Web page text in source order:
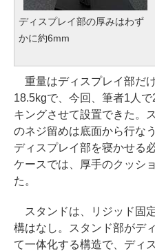
ディスプレイ部の厚みはわず
かに約6mm
重量はディスプレイ部だ
18.5kgで、今回、筆者1人
キングさせて設置できた。
のネジ留めは底面から行な
ディスプレイ部を寝かせる
ケースでは、厚手のクッシ
た。
スタンドは、リジッド固
構はなし。スタンド部がデ
て一体化する構造で、ディ